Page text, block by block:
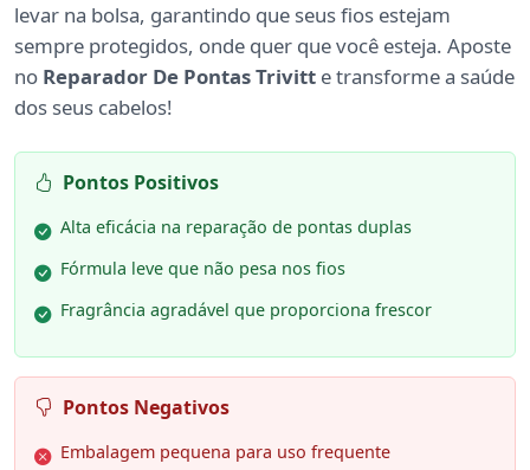
levar na bolsa, garantindo que seus fios estejam
sempre protegidos, onde quer que você esteja. Aposte
no Reparador De Pontas Trivitt e transforme a saúde
dos seus cabelos!
Pontos Positivos
Alta eficácia na reparação de pontas duplas
Fórmula leve que não pesa nos fios
Fragrância agradável que proporciona frescor
Pontos Negativos
Embalagem pequena para uso frequente